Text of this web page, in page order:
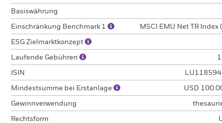
Basiswährung
Einschränkung Benchmark 1 MSCI EMU Net TR Index
ESG Zielmarktkonzept
Laufende Gebühren
ISIN
Mindestsumme bei Erstanlage USD
Gewinnverwendung
Rechtsform